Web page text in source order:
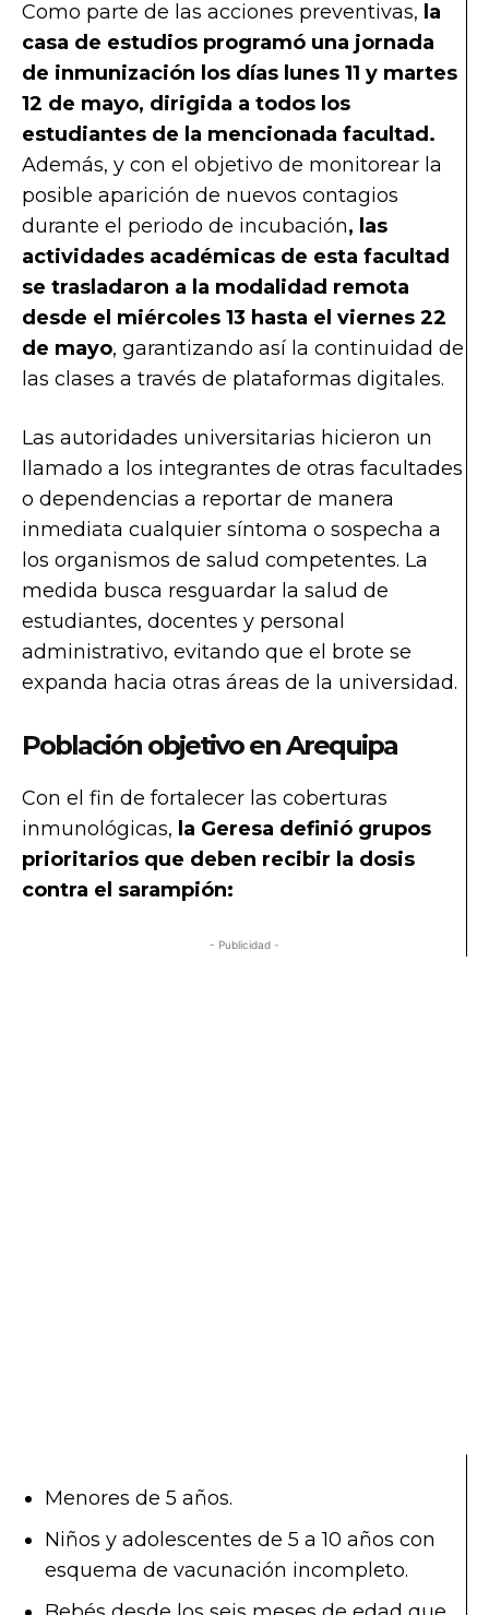
Como parte de las acciones preventivas, la
casa de estudios programó una jornada
de inmunización los días lunes 11 y martes
12 de mayo, dirigida a todos los
estudiantes de la mencionada facultad.
Además, y con el objetivo de monitorear la
posible aparición de nuevos contagios
durante el periodo de incubación, las
actividades académicas de esta facultad
se trasladaron a la modalidad remota
desde el miércoles 13 hasta el viernes 22
de mayo, garantizando así la continuidad de
las clases a través de plataformas digitales.
Las autoridades universitarias hicieron un
llamado a los integrantes de otras facultades
o dependencias a reportar de manera
inmediata cualquier síntoma o sospecha a
los organismos de salud competentes. La
medida busca resguardar la salud de
estudiantes, docentes y personal
administrativo, evitando que el brote se
expanda hacia otras áreas de la universidad.
Población objetivo en Arequipa
Con el fin de fortalecer las coberturas
inmunológicas, la Geresa definió grupos
prioritarios que deben recibir la dosis
contra el sarampión:
- Publicidad -
Menores de 5 años.
Niños y adolescentes de 5 a 10 años con
esquema de vacunación incompleto.